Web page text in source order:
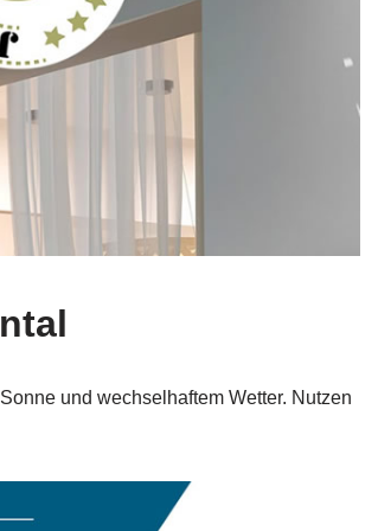
und wechselhaftem Wetter. Nutzen